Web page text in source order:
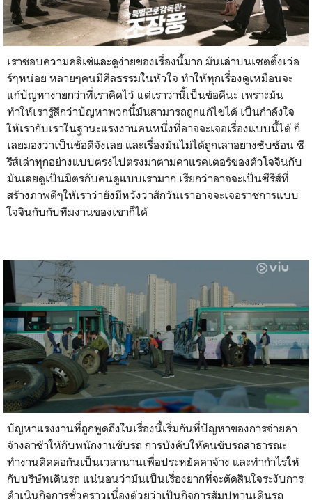
เราชอบความคลิเช่และดูง่ายของเรื่องนี้มาก มันเล่าบนเซตติ้งเว่อ
ร์ๆหน่อย หลายๆคนมีศีลธรรมในหัวใจ ทำให้ทุกเรื่องดูเหมือนจะ
แก้ปัญหาง่ายกว่าที่เราคิดไว้ แต่เราว่านี้เป็นข้อดีนะ เพราะมัน
ทำให้เรารู้สึกว่าปัญหาพวกนี้มันสามารถถูกแก้ไขได้ เป็นกำลังใจ
ให้เรากับเราในฐานะแรงงานคนหนึ่งที่อาจจะเจอเรื่องแบบนี้ได้ ก็
เลยมองว่าเป็นข้อดีจังเลย และเรื่องมันไม่ได้ถูกเล่าอย่างซับซ้อน ซี
รีส์เล่าทุกอย่างแบบตรงไปตรงมาตามคาแรคเตอร์ของตัวโจจินกับ
มันเลยดูเป็นมิตรกับคนดูแบบเรามาก เรียกว่าอาจจะเป็นซีรีส์ที่
สร้างภาพดีๆให้เราว่ายังมีหวังว่าสักวันเราอาจจะเจอราชการแบบ
โจจินกับกับทีมงานของเขาก็ได้
ปัญหาแรงงานที่ถูกพูดถึงในเรื่องนี้เริ่มกันที่ปัญหาของการจ่ายค่า
จ้างล่าช้าให้กับพนักงานขับรถ การบังคับให้คนขับรถสาธารณะ
ทำงานติดต่อกันเป็นเวลานานเพื่อประหยัดค่าจ้าง และทำกำไรให้
กับบริษัทเดินรถ แน่นอนว่ามันเป็นเรื่องยากที่จะตัดสินใจระงับการ
ดำเนินกิจการชั่วคราวเนื่องด้วยว่าเป็นกิจการสัมปทานเดินรถ